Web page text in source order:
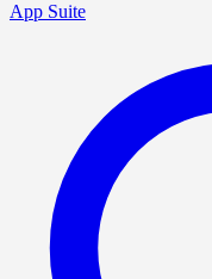
App Suite